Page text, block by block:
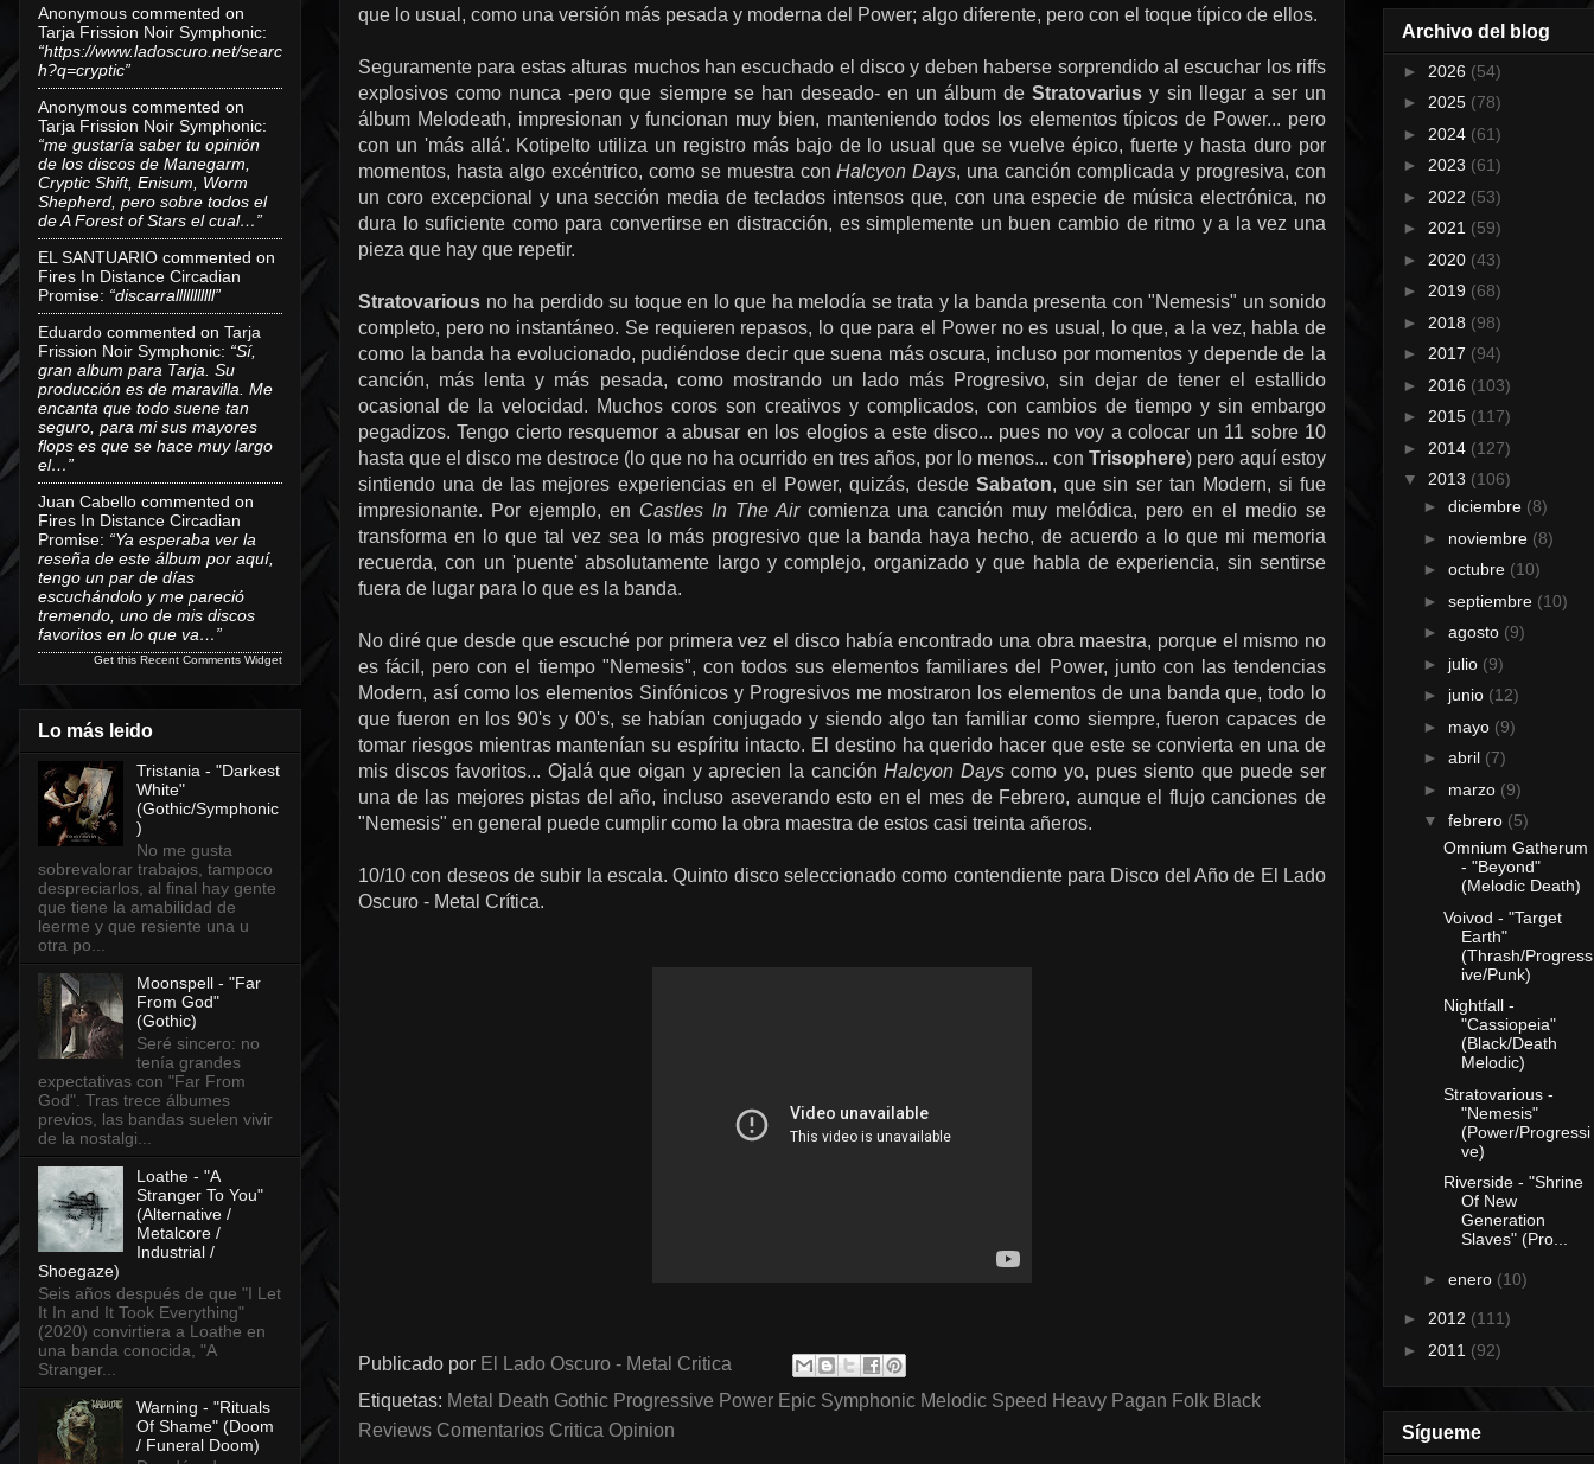
que lo usual, como una versión más pesada y moderna del Power; algo diferente, pero con el toque típico de ellos.
Seguramente para estas alturas muchos han escuchado el disco y deben haberse sorprendido al escuchar los riffs
explosivos como nunca -pero que siempre se han deseado- en un álbum deStratovarius y sin llegar a ser un
álbum Melodeath, impresionan y funcionan muy bien, manteniendo todos los elementos típicos de Power... pero
con un 'más allá'. Kotipelto utiliza un registro más bajo de lo usual que se vuelve épico, fuerte y hasta duro por
momentos, hasta algo excéntrico, como se muestra conHalcyon Days, una canción complicada y progresiva, con
un coro excepcional y una sección media de teclados intensos que, con una especie de música electrónica, no
dura lo suficiente como para convertirse en distracción, es simplemente un buen cambio de ritmo y a la vez una
pieza que hay que repetir.
Stratovarious no ha perdido su toque en lo que ha melodía se trata y la banda presenta con "Nemesis" un sonido
completo, pero no instantáneo. Se requieren repasos, lo que para el Power no es usual, lo que, a la vez, habla de
como la banda ha evolucionado, pudiéndose decir que suena más oscura, incluso por momentos y depende de la
canción, más lenta y más pesada, como mostrando un lado más Progresivo, sin dejar de tener el estallido
ocasional de la velocidad. Muchos coros son creativos y complicados, con cambios de tiempo y sin embargo
pegadizos. Tengo cierto resquemor a abusar en los elogios a este disco... pues no voy a colocar un 11 sobre 10
hasta que el disco me destroce (lo que no ha ocurrido en tres años, por lo menos... con Trisophere) pero aquí estoy
sintiendo una de las mejores experiencias en el Power, quizás, desdeSabaton, que sin ser tan Modern, si fue
impresionante. Por ejemplo, en Castles In The Aircomienza una canción muy melódica, pero en el medio se
transforma en lo que tal vez sea lo más progresivo que la banda haya hecho, de acuerdo a lo que mi memoria
recuerda, con un 'puente' absolutamente largo y complejo, organizado y que habla de experiencia, sin sentirse
fuera de lugar para lo que es la banda.
No diré que desde que escuché por primera vez el disco había encontrado una obra maestra, porque el mismo no
es fácil, pero con el tiempo "Nemesis", con todos sus elementos familiares del Power, junto con las tendencias
Modern, así como los elementos Sinfónicos y Progresivos me mostraron los elementos de una banda que, todo lo
que fueron en los 90's y 00's, se habían conjugado y siendo algo tan familiar como siempre, fueron capaces de
tomar riesgos mientras mantenían su espíritu intacto. El destino ha querido hacer que este se convierta en una de
mis discos favoritos... Ojalá que oigan y aprecien la canciónHalcyon Dayscomo yo, pues siento que puede ser
una de las mejores pistas del año, incluso aseverando esto en el mes de Febrero, aunque el flujo canciones de
"Nemesis" en general puede cumplir como la obra maestra de estos casi treinta añeros.
10/10 con deseos de subir la escala. Quinto disco seleccionado como contendiente para Disco del Año de El Lado
Oscuro - Metal Crítica.
Publicado por El Lado Oscuro - Metal Critica
Etiquetas: Metal Death Gothic Progressive Power Epic Symphonic Melodic Speed Heavy Pagan Folk Black
Reviews Comentarios Critica Opinion
Anonymous commented on
Tarja Frission Noir Symphonic:
“https://www.ladoscuro.net/searc
h?q=cryptic”
Anonymous commented on
Tarja Frission Noir Symphonic:
“me gustaría saber tu opinión
de los discos de Manegarm,
Cryptic Shift, Enisum, Worm
Shepherd, pero sobre todos el
de A Forest of Stars el cual…”
EL SANTUARIO commented on
Fires In Distance Circadian
Promise: “discarralllllllllll”
Eduardo commented on Tarja
Frission Noir Symphonic: “Sí,
gran album para Tarja. Su
producción es de maravilla. Me
encanta que todo suene tan
seguro, para mi sus mayores
flops es que se hace muy largo
el…”
Juan Cabello commented on
Fires In Distance Circadian
Promise: “Ya esperaba ver la
reseña de este álbum por aquí,
tengo un par de días
escuchándolo y me pareció
tremendo, uno de mis discos
favoritos en lo que va…”
Get this Recent Comments Widget
Lo más leido
Tristania - "Darkest
White"
(Gothic/Symphonic
)
No me gusta
sobrevalorar trabajos, tampoco
despreciarlos, al final hay gente
que tiene la amabilidad de
leerme y que resiente una u
otra po...
Moonspell - "Far
From God"
(Gothic)
Seré sincero: no
tenía grandes
expectativas con "Far From
God". Tras trece álbumes
previos, las bandas suelen vivir
de la nostalgi...
Loathe - "A
Stranger To You"
(Alternative /
Metalcore /
Industrial /
Shoegaze)
Seis años después de que "I Let
It In and It Took Everything"
(2020) convirtiera a Loathe en
una banda conocida, "A
Stranger...
Warning - "Rituals
Of Shame" (Doom
/ Funeral Doom)
Archivo del blog
► 2026 (54)
► 2025 (78)
► 2024 (61)
► 2023 (61)
► 2022 (53)
► 2021 (59)
► 2020 (43)
► 2019 (68)
► 2018 (98)
► 2017 (94)
► 2016 (103)
► 2015 (117)
► 2014 (127)
▼ 2013 (106)
► diciembre (8)
► noviembre (8)
► octubre (10)
► septiembre (10)
► agosto (9)
► julio (9)
► junio (12)
► mayo (9)
► abril (7)
► marzo (9)
▼ febrero (5)
Omnium Gatherum
- "Beyond"
(Melodic Death)
Voivod - "Target
Earth"
(Thrash/Progress
ive/Punk)
Nightfall -
"Cassiopeia"
(Black/Death
Melodic)
Stratovarious -
"Nemesis"
(Power/Progressi
ve)
Riverside - "Shrine
Of New
Generation
Slaves" (Pro...
► enero (10)
► 2012 (111)
► 2011 (92)
Sígueme